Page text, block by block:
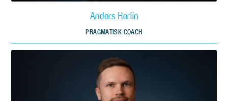
Anders Herlin
PRAGMATISK COACH